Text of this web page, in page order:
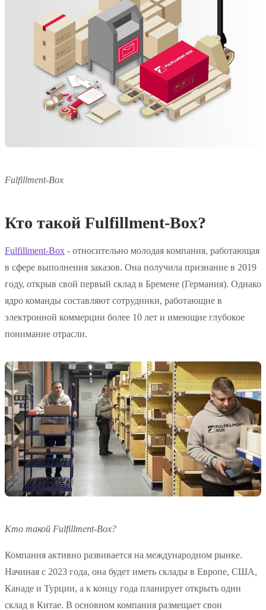
Fulfillment-Box
Кто такой Fulfillment-Box?
Fulfillment-Box - относительно молодая компания, работающая
в сфере выполнения заказов. Она получила признание в 2019
году, открыв свой первый склад в Бремене (Германия). Однако
ядро команды составляют сотрудники, работающие в
электронной коммерции более 10 лет и имеющие глубокое
понимание отрасли.
Кто такой Fulfillment-Box?
Компания активно развивается на международном рынке.
Начиная с 2023 года, она будет иметь склады в Европе, США,
Канаде и Турции, а к концу года планирует открыть один
склад в Китае. В основном компания размещает свои